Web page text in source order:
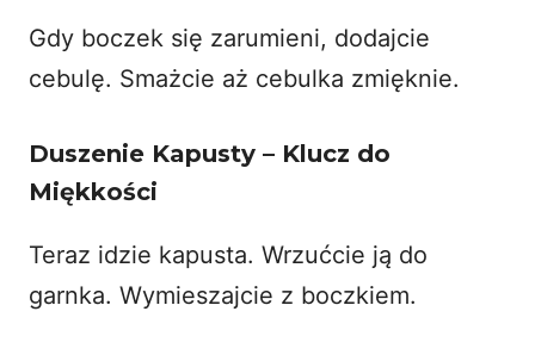
Gdy boczek się zarumieni, dodajcie
cebulę. Smażcie aż cebulka zmięknie.
Duszenie Kapusty – Klucz do
Miękkości
Teraz idzie kapusta. Wrzućcie ją do
garnka. Wymieszajcie z boczkiem.